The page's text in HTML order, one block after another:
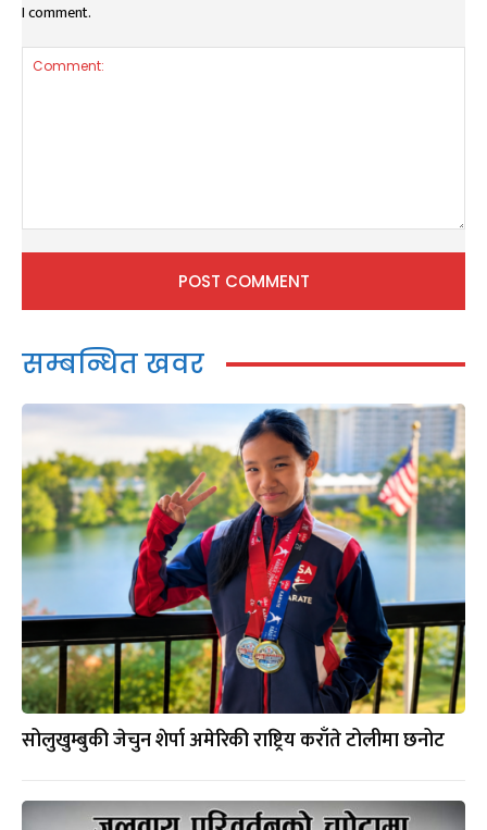
I comment.
सम्बन्धित खवर
सोलुखुम्बुकी जेचुन शेर्पा अमेरिकी राष्ट्रिय कराँते टोलीमा छनोट